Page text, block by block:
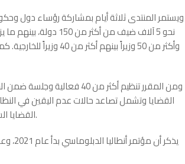
ويستمر المنتدى ثلاثة أيام بمشاركة رؤساء دول
ومن المقرر تنظيم أكثر من
القضايا وتشمل تصاعد حالات عدم اليقين في
القضايا السياسية والاقتصادية والبيئية والتكنولوجية التي تشكل أبرز محاور النقاشات.
يذكر